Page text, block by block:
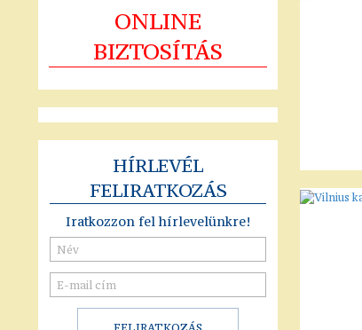
ONLINE
BIZTOSÍTÁS
HÍRLEVÉL
FELIRATKOZÁS
Iratkozzon fel hírlevelünkre!